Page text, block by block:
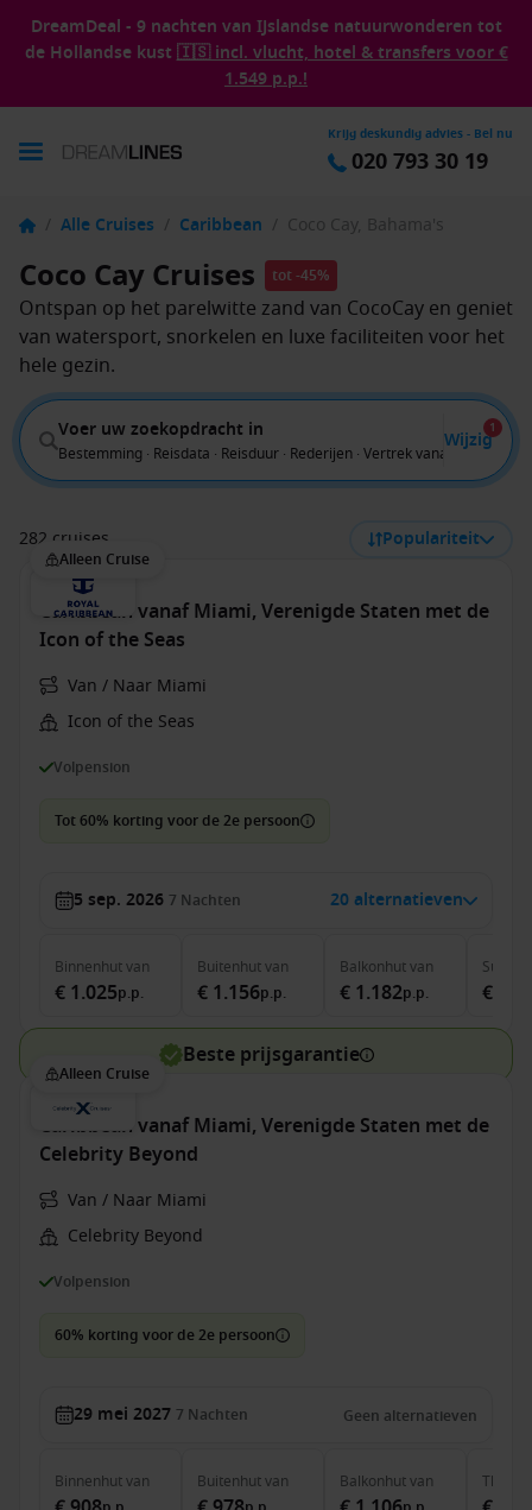
DreamDeal - 9 nachten van IJslandse natuurwonderen tot
de Hollandse kust 🇮🇸 incl. vlucht, hotel & transfers voor €
1.549 p.p.!
Krijg deskundig advies - Bel nu
020 793 30 19
/ Alle Cruises / Caribbean / Coco Cay, Bahama's
Coco Cay Cruises tot -45%
Ontspan op het parelwitte zand van CocoCay en geniet
van watersport, snorkelen en luxe faciliteiten voor het
hele gezin.
Voer uw zoekopdracht in
Bestemming · Reisdata · Reisduur · Rederijen · Vertrek vanaf
Wijzig
1
282 cruises Populariteit
Alleen Cruise
Caribbean vanaf Miami, Verenigde Staten met de
Icon of the Seas
Van / Naar Miami
Icon of the Seas
Volpension
Tot 60% korting voor de 2e persoon
5 sep. 2026 7 Nachten 20 alternatieven
Binnenhutvan
€ 1.025p.p.
Buitenhutvan
€ 1.156p.p.
Balkonhutvan
€ 1.182p.p.
Suite
€
Beste prijsgarantie
Alleen Cruise
Caribbean vanaf Miami, Verenigde Staten met de
Celebrity Beyond
Van / Naar Miami
Celebrity Beyond
Volpension
60% korting voor de 2e persoon
29 mei 2027 7 Nachten Geen alternatieven
Binnenhutvan Buitenhutvan Balkonhutvan The